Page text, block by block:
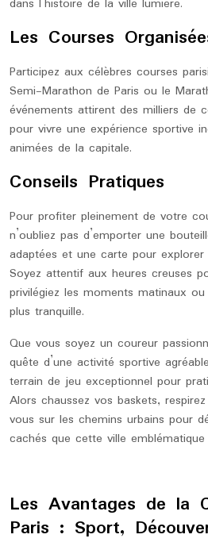
dans l’histoire de la ville lumière.
Les Courses
Participez aux célèbres courses
Semi-Marathon de Paris ou le
événements attirent des milliers de
pour vivre une expérience sportive
animées de la capitale.
Conseils Pratiques
Pour profiter pleinement de votre
n’oubliez pas d’emporter une
adaptées et une carte pour
Soyez attentif aux heures creuses
privilégiez les moments matinaux
plus tranquille.
Que vous soyez un coureur
quête d’une activité sportive
terrain de jeu exceptionnel pour
Alors chaussez vos baskets,
vous sur les chemins urbains pour
cachés que cette ville
Les Avantages de la
Paris : Sport,